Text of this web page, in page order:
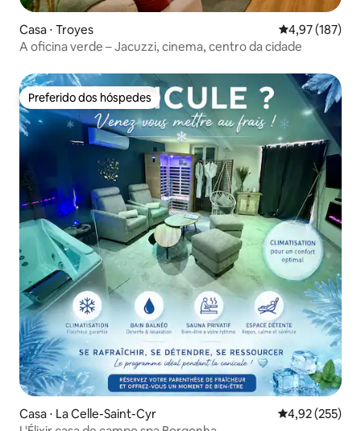
Casa ⋅ Troyes 4,97 de uma
4,97 (187)
A oficina verde – Jacuzzi, cinema, centro da cidade
Preferido dos hóspedes
Preferido dos hóspedes
Casa ⋅ La Celle-Saint-Cyr 4,92 de uma
4,92 (255)